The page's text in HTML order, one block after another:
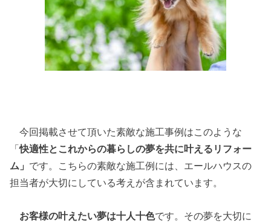
今回掲載させて頂いた素敵な施工事例はこのような
「快適性とこれからの暮らしの夢を共に叶えるリフォー
ム」 です。こちらの素敵な施工例には、エールハウスの
担当者が大切にしている考えが含まれています。
お客様の叶えたい夢は十人十色です。その夢を大切に